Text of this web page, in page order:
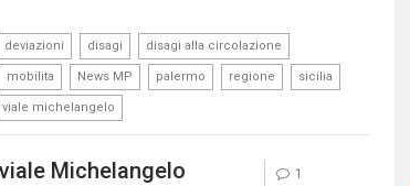
deviazioni disagi disagi alla circolazione
mobilita News MP palermo regione sicilia
viale michelangelo
Michelangelo
1